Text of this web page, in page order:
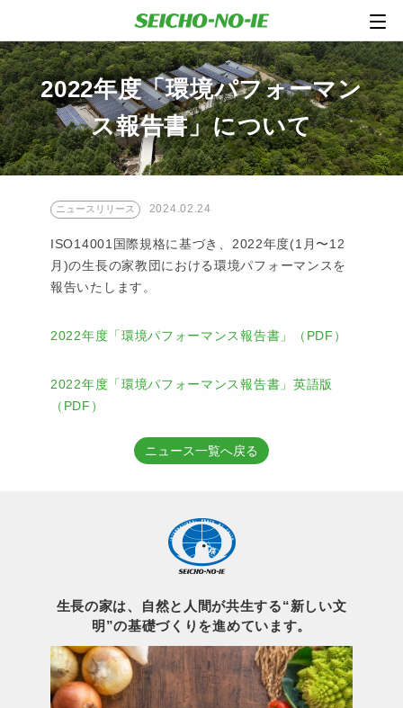
2022年度「環境パフォーマン
ス報告書」について
ニュースリリース 2024.02.24
ISO14001国際規格に基づき、2022年度(1月〜12
月)の生長の家教団における環境パフォーマンスを
報告いたします。
2022年度「環境パフォーマンス報告書」（PDF）
2022年度「環境パフォーマンス報告書」英語版
（PDF）
ニュース一覧へ戻る
生長の家は、自然と人間が共生する“新しい文
明”の基礎づくりを進めています。